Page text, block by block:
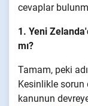
cevaplar
1. Yeni
mı?
Tamam, peki
Kesinlikle
kanunun